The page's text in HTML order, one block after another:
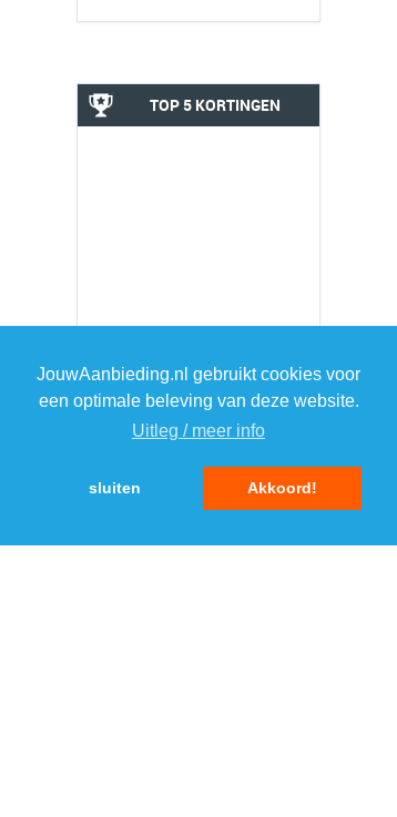
JouwAanbieding.nl gebruikt cookies voor
een optimale beleving van deze website.
Uitleg / meer info
sluiten Akkoord!
TOP 5 KORTINGEN